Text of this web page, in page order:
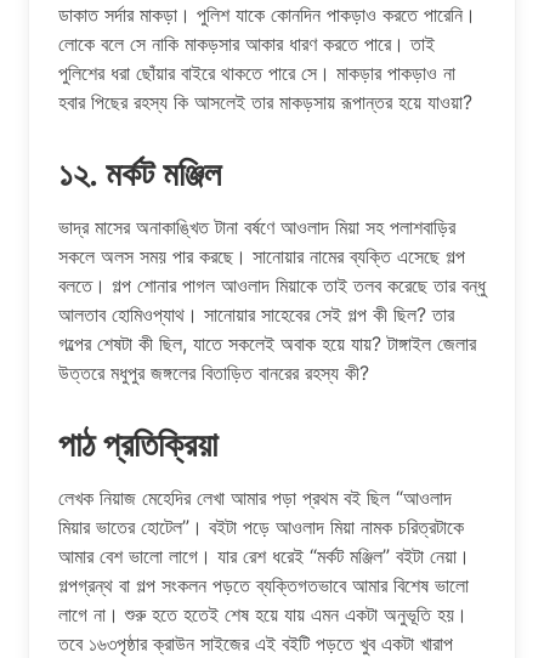
ডাকাত সর্দার মাকড়া। পুলিশ যাকে কোনদিন পাকড়াও করতে পারেনি।
লোকে বলে সে নাকি মাকড়সার আকার ধারণ করতে পারে। তাই
পুলিশের ধরা ছোঁয়ার বাইরে থাকতে পারে সে। মাকড়ার পাকড়াও না
হবার পিছের রহস্য কি আসলেই তার মাকড়সায় রূপান্তর হয়ে যাওয়া?
১২. মর্কট মঞ্জিল
ভাদ্র মাসের অনাকাঙ্খিত টানা বর্ষণে আওলাদ মিয়া সহ পলাশবাড়ির
সকলে অলস সময় পার করছে। সানোয়ার নামের ব্যক্তি এসেছে গল্প
বলতে। গল্প শোনার পাগল আওলাদ মিয়াকে তাই তলব করেছে তার বন্ধু
আলতাব হোমিওপ্যাথ। সানোয়ার সাহেবের সেই গল্প কী ছিল? তার
গল্পের শেষটা কী ছিল, যাতে সকলেই অবাক হয়ে যায়? টাঙ্গাইল জেলার
উত্তরে মধুপুর জঙ্গলের বিতাড়িত বানরের রহস্য কী?
পাঠ প্রতিক্রিয়া
লেখক নিয়াজ মেহেদির লেখা আমার পড়া প্রথম বই ছিল “আওলাদ
মিয়ার ভাতের হোটেল”। বইটা পড়ে আওলাদ মিয়া নামক চরিত্রটাকে
আমার বেশ ভালো লাগে। যার রেশ ধরেই “মর্কট মঞ্জিল” বইটা নেয়া।
গল্পগ্রন্থ বা গল্প সংকলন পড়তে ব্যক্তিগতভাবে আমার বিশেষ ভালো
লাগে না। শুরু হতে হতেই শেষ হয়ে যায় এমন একটা অনুভূতি হয়।
তবে ১৬৩পৃষ্ঠার ক্রাউন সাইজের এই বইটি পড়তে খুব একটা খারাপ